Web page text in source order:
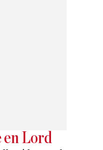
en Lord